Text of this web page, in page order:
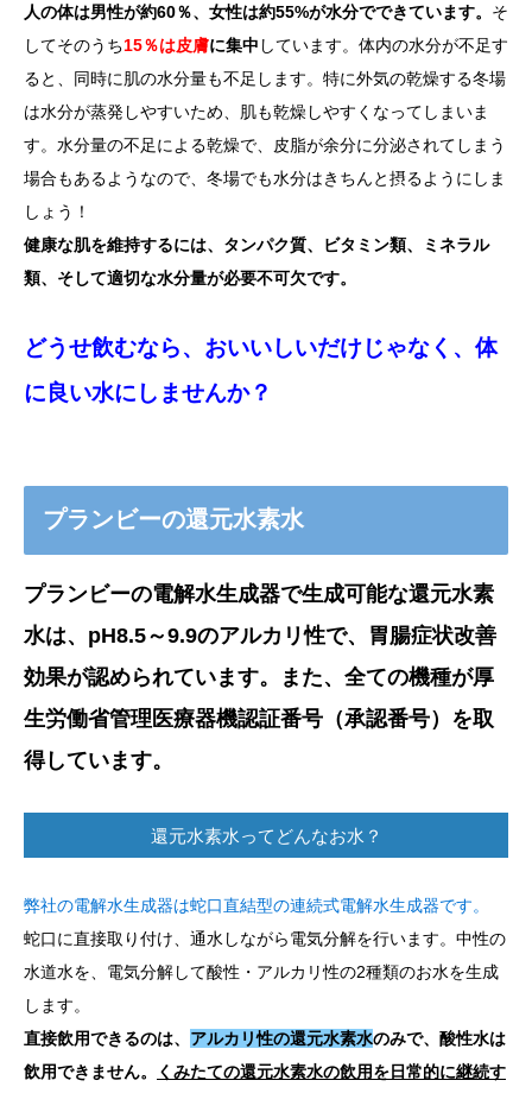
人の体は男性が約60％、女性は約55%が水分でできています。 そ
してそのうち15％は皮膚に集中 しています。体内の水分が不足す
ると、同時に肌の水分量も不足します。特に外気の乾燥する冬場
は水分が蒸発しやすいため、肌も乾燥しやすくなってしまいま
す。水分量の不足による乾燥で、皮脂が余分に分泌されてしまう
場合もあるようなので、冬場でも水分はきちんと摂るようにしま
しょう！
健康な肌を維持するには、タンパク質、ビタミン類、ミネラル
類、そして適切な水分量が必要不可欠です。
どうせ飲むなら、おいいしいだけじゃなく、体
に良い水にしませんか？
プランビーの還元水素水
プランビーの電解水生成器で生成可能な還元水素
水は、pH8.5～9.9のアルカリ性で、胃腸症状改善
効果が認められています。また、全ての機種が厚
生労働省管理医療器機認証番号（承認番号）を取
得しています。
還元水素水ってどんなお水？
弊社の電解水生成器は蛇口直結型の連続式電解水生成器です。
蛇口に直接取り付け、通水しながら電気分解を行います。中性の
水道水を、電気分解して酸性・アルカリ性の2種類のお水を生成
します。
直接飲用できるのは、 アルカリ性の還元水素水のみで、酸性水は
飲用できません。
くみたての還元水素水の飲用を日常的に継続す